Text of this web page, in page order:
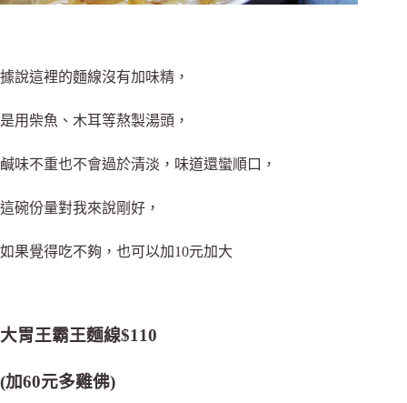
據說這裡的麵線沒有加味精，
是用柴魚、木耳等熬製湯頭，
鹹味不重也不會過於清淡，味道還蠻順口，
這碗份量對我來說剛好，
如果覺得吃不夠，也可以加10元加大
大胃王霸王麵線$110
(加60元多雞佛)